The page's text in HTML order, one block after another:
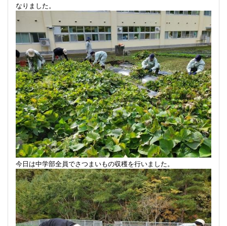
なりました。
今日は中学部全員でさつまいもの収穫を行いました。